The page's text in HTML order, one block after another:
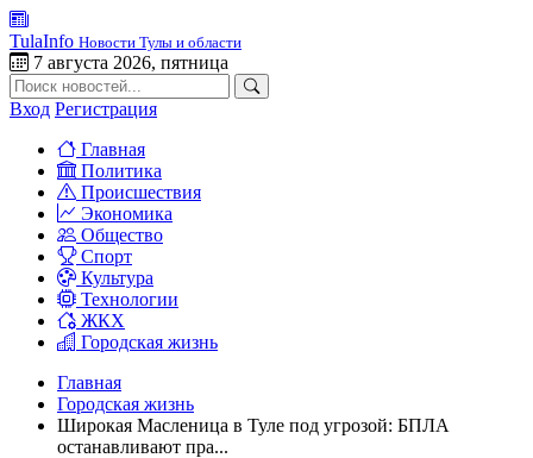
TulaInfo Новости Тулы и области
7 августа 2026, пятница
Вход Регистрация
Главная
Политика
Происшествия
Экономика
Общество
Спорт
Культура
Технологии
ЖКХ
Городская жизнь
Главная
Городская жизнь
Широкая Масленица в Туле под угрозой: БПЛА
останавливают пра...